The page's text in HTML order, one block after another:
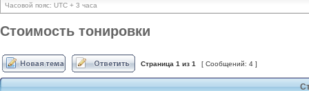
Часовой пояс: UTC + 3 часа
Стоимость тонировки
Страница 1 из 1 [ Сообщений: 4 ]